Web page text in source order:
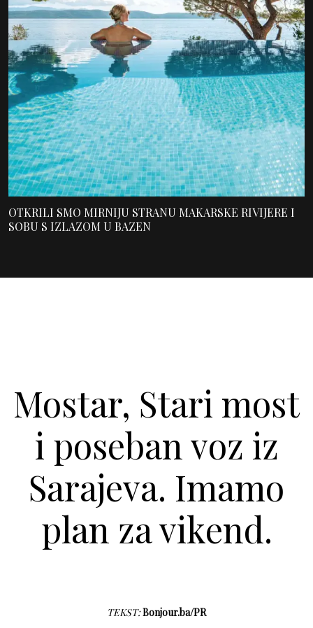
OTKRILI SMO MIRNIJU STRANU MAKARSKE RIVIJERE I
SOBU S IZLAZOM U BAZEN
Mostar, Stari most
i poseban voz iz
Sarajeva. Imamo
plan za vikend.
TEKST:Bonjour.ba/PR